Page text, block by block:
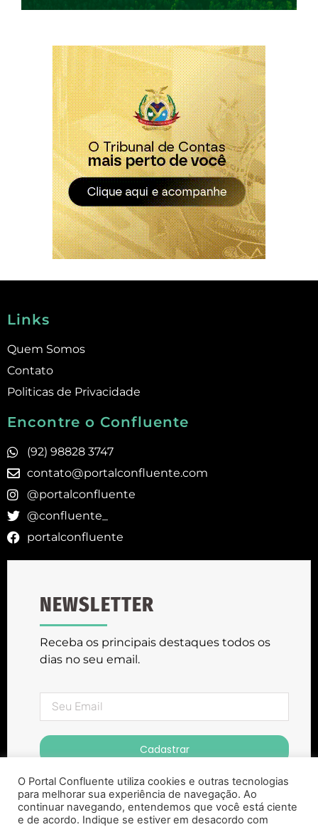
Links
Quem Somos
Contato
Politicas de Privacidade
Encontre o Confluente
(92) 98828 3747
contato@portalconfluente.com
@portalconfluente
@confluente_
portalconfluente
NEWSLETTER
Receba os principais destaques todos os
dias no seu email.
Cadastrar
O Portal Confluente utiliza cookies e outras tecnologias
para melhorar sua experiência de navegação. Ao
continuar navegando, entendemos que você está ciente
e de acordo. Indique se estiver em desacordo com